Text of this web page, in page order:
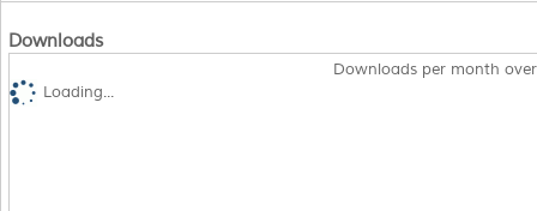
Downloads
Downloads per month
Loading...